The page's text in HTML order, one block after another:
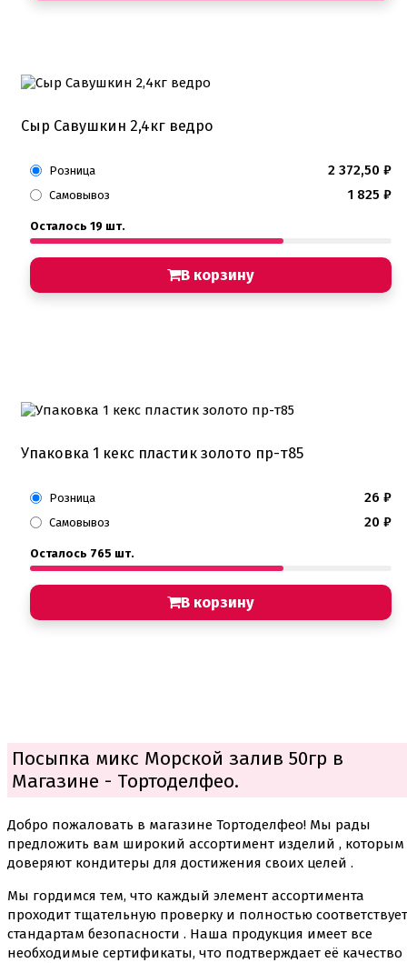
Сыр Савушкин 2,4кг ведро
Розница 2 372,50 ₽
Самовывоз 1 825 ₽
Осталось 19 шт.
В корзину
Упаковка 1 кекс пластик золото пр-т85
Розница 26 ₽
Самовывоз 20 ₽
Осталось 765 шт.
В корзину
Посыпка микс Морской залив 50гр в
Магазине - Тортоделфео.
Добро пожаловать в магазине Тортоделфео! Мы рады
предложить вам широкий ассортимент изделий , которым
доверяют кондитеры для достижения своих целей .
Мы гордимся тем, что каждый элемент ассортимента
проходит тщательную проверку и полностью соответствует
стандартам безопасности . Наша продукция имеет все
необходимые сертификаты, что подтверждает её качество